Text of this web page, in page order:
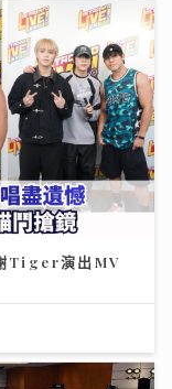
Tiger演出MV